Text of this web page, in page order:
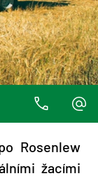
Rosenlew
žacími